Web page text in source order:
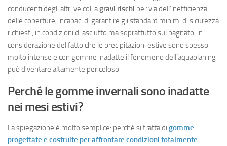
conducenti degli altri veicoli agravi rischi per via dell’inefficienza
delle coperture, incapaci di garantire gli standard minimi di sicurezza
richiesti, in condizioni di asciutto ma soprattutto sul bagnato, in
considerazione del fatto che le precipitazioni estive sono spesso
molto intense e con gomme inadatte il fenomeno dell’aquaplaning
può diventare altamente pericoloso.
Perché le gomme invernali sono inadatte
nei mesi estivi?
La spiegazione è molto semplice: perché si tratta di gomme
progettate e costruite per affrontare condizioni totalmente